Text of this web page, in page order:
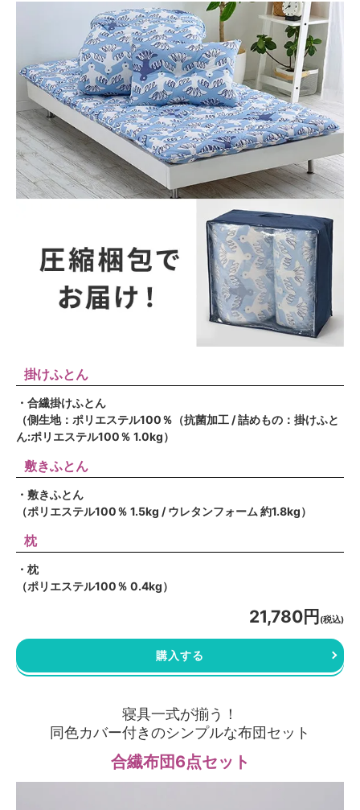
掛けふとん
・合繊掛けふとん
（側生地：ポリエステル100％（抗菌加工 / 詰めもの：掛けふと
ん:ポリエステル100％ 1.0kg）
敷きふとん
・敷きふとん
（ポリエステル100％ 1.5kg / ウレタンフォーム 約1.8kg）
枕
・枕
（ポリエステル100％ 0.4kg）
21,780円 (税込)
購入する
寝具一式が揃う！
同色カバー付きのシンプルな布団セット
合繊布団6点セット